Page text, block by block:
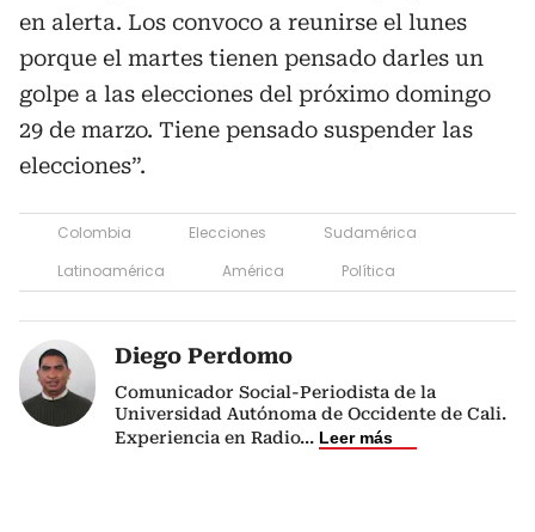
en alerta. Los convoco a reunirse el lunes
porque el martes tienen pensado darles un
golpe a las elecciones del próximo domingo
29 de marzo. Tiene pensado suspender las
elecciones”.
Colombia Elecciones
Sudamérica
Latinoamérica
América Política
Diego Perdomo
Comunicador Social-Periodista de la
Universidad Autónoma de Occidente de Cali.
Experiencia en Radio... Leer más